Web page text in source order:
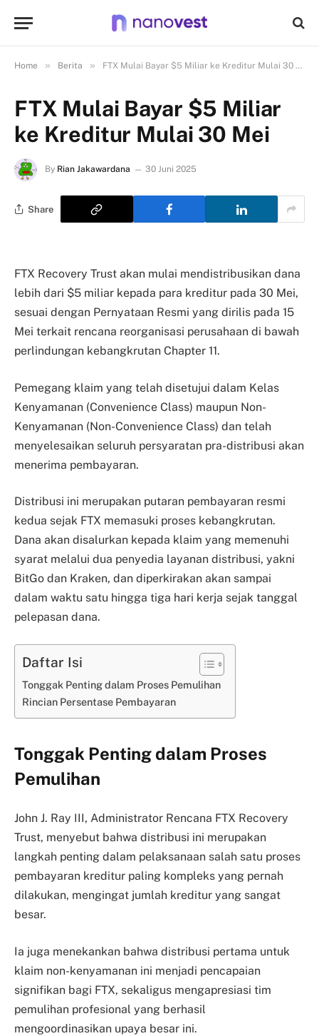
Home » Berita » FTX Mulai Bayar $5 Miliar ke Kreditur Mulai 30 Mei
FTX Mulai Bayar $5 Miliar
ke Kreditur Mulai 30 Mei
By Rian Jakawardana 30 Juni 2025
Share
FTX Recovery Trust akan mulai mendistribusikan dana
lebih dari $5 miliar kepada para kreditur pada 30 Mei,
sesuai dengan Pernyataan Resmi yang dirilis pada 15
Mei terkait rencana reorganisasi perusahaan di bawah
perlindungan kebangkrutan Chapter 11.
Pemegang klaim yang telah disetujui dalam Kelas
Kenyamanan (Convenience Class) maupun Non-
Kenyamanan (Non-Convenience Class) dan telah
menyelesaikan seluruh persyaratan pra-distribusi akan
menerima pembayaran.
Distribusi ini merupakan putaran pembayaran resmi
kedua sejak FTX memasuki proses kebangkrutan.
Dana akan disalurkan kepada klaim yang memenuhi
syarat melalui dua penyedia layanan distribusi, yakni
BitGo dan Kraken, dan diperkirakan akan sampai
dalam waktu satu hingga tiga hari kerja sejak tanggal
pelepasan dana.
Daftar Isi
Tonggak Penting dalam Proses Pemulihan
Rincian Persentase Pembayaran
Tonggak Penting dalam Proses
Pemulihan
John J. Ray III, Administrator Rencana FTX Recovery
Trust, menyebut bahwa distribusi ini merupakan
langkah penting dalam pelaksanaan salah satu proses
pembayaran kreditur paling kompleks yang pernah
dilakukan, mengingat jumlah kreditur yang sangat
besar.
Ia juga menekankan bahwa distribusi pertama untuk
klaim non-kenyamanan ini menjadi pencapaian
signifikan bagi FTX, sekaligus mengapresiasi tim
pemulihan profesional yang berhasil
mengoordinasikan upaya besar ini.